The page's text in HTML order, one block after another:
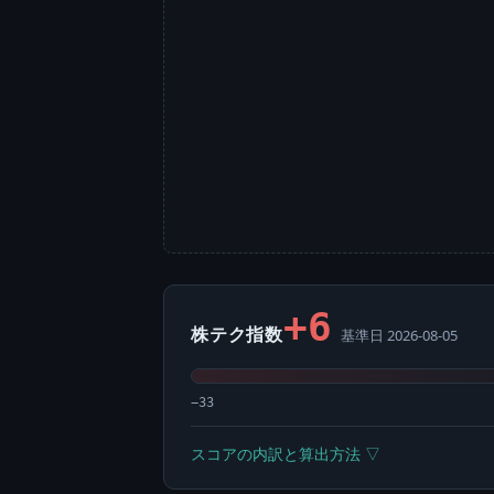
株テク指数+6 基準日 2026-08-05
−33
スコアの内訳と算出方法 ▽